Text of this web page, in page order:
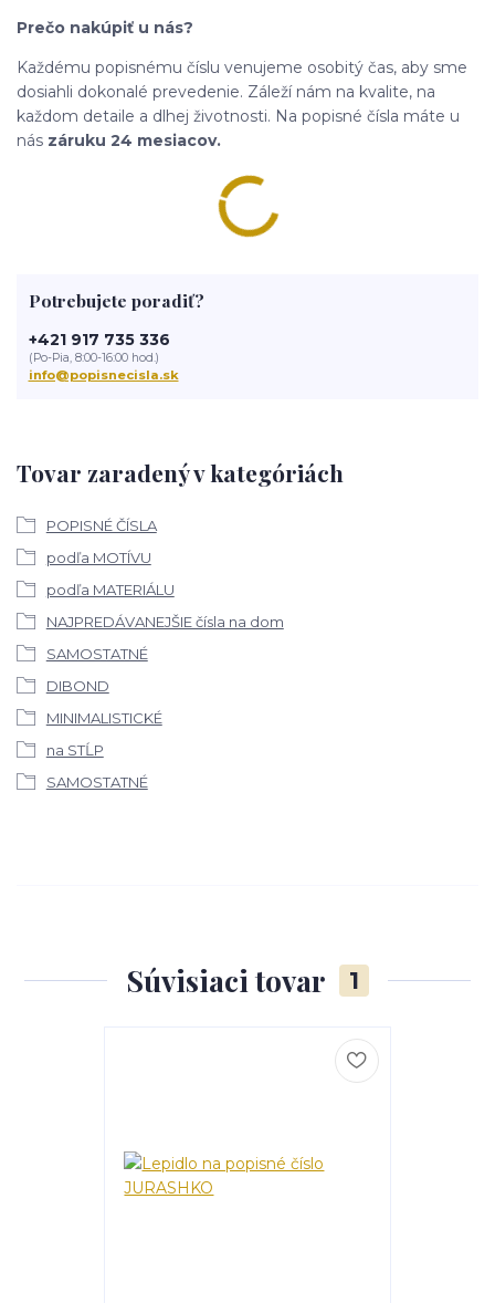
Prečo nakúpiť u nás?
Každému popisnému číslu venujeme osobitý čas, aby sme
dosiahli dokonalé prevedenie. Záleží nám na kvalite, na
každom detaile a dlhej životnosti. Na popisné čísla máte u
nás záruku 24 mesiacov.
Tovar zaradený v kategóriách
POPISNÉ ČÍSLA
podľa MOTÍVU
podľa MATERIÁLU
NAJPREDÁVANEJŠIE čísla na dom
SAMOSTATNÉ
DIBOND
MINIMALISTICKÉ
na STĹP
SAMOSTATNÉ
Potrebujete poradiť?
+421 917 735 336
(Po-Pia, 8:00-16:00 hod.)
info@popisnecisla.sk
Súvisiaci tovar 1